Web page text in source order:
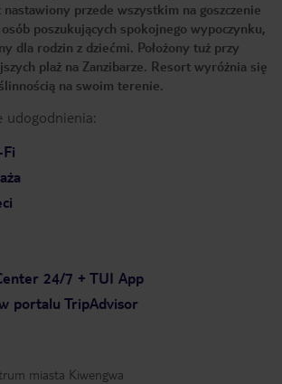
przede wszystkim na goszczenie
poszukujących spokojnego wypoczynku,
dla rodzin z dziećmi. Położony tuż przy
plaż na Zanzibarze. Resort wyróżnia się
na swoim terenie.
udogodnienia:
24/7 + TUI App
portalu TripAdvisor
miasta Kiwengwa